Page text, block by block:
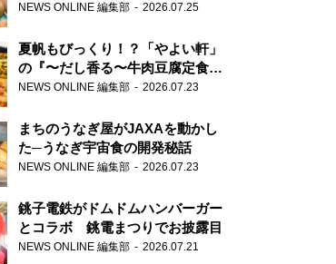
NEWS ONLINE 編集部 2026.07.25
夏帆もびっくり！？「やよい軒」
の『〜だし香る〜牛肉豆腐定食』
が香り高すぎる
NEWS ONLINE 編集部 2026.07.23
まちのうなぎ屋がJAXAを動かし
た─うなぎ宇宙食の開発秘話
NEWS ONLINE 編集部 2026.07.23
銚子電鉄がドムドムハンバーガー
とコラボ 銚電まつりでお披露目
NEWS ONLINE 編集部 2026.07.21